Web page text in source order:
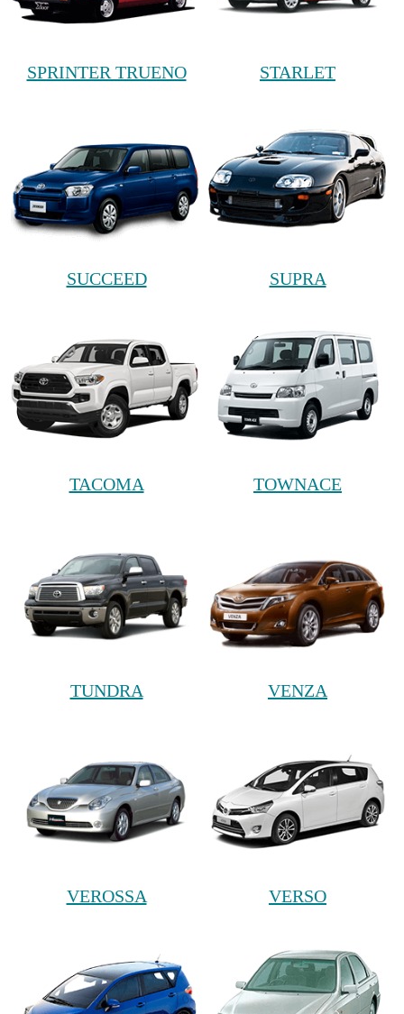
SPRINTER TRUENO STARLET
SUCCEED SUPRA
TACOMA TOWNACE
TUNDRA VENZA
VEROSSA VERSO